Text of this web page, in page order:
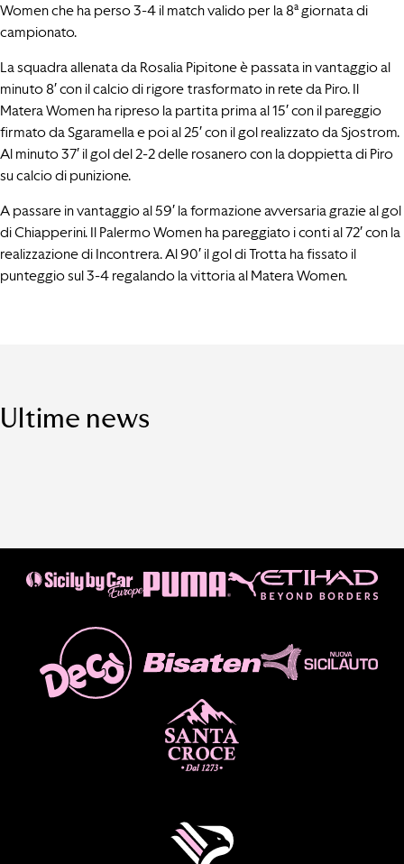
Women che ha perso 3-4 il match valido per la 8ª giornata di
campionato.
La squadra allenata da Rosalia Pipitone è passata in vantaggio al
minuto 8′ con il calcio di rigore trasformato in rete da Piro. Il
Matera Women ha ripreso la partita prima al 15′ con il pareggio
firmato da Sgaramella e poi al 25′ con il gol realizzato da Sjostrom.
Al minuto 37′ il gol del 2-2 delle rosanero con la doppietta di Piro
su calcio di punizione.
A passare in vantaggio al 59′ la formazione avversaria grazie al gol
di Chiapperini. Il Palermo Women ha pareggiato i conti al 72′ con la
realizzazione di Incontrera. Al 90′ il gol di Trotta ha fissato il
punteggio sul 3-4 regalando la vittoria al Matera Women.
Ultime news